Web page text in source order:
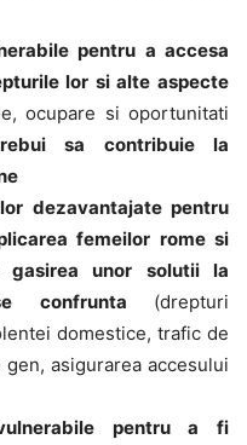
pentru a accesa
lor si alte aspecte
ocupare si oportunitati
sa contribuie la
dezavantajate pentru
femeilor rome si
gasirea unor solutii la
confrunta (drepturi
domestice, trafic de
asigurarea accesului
pentru a fi